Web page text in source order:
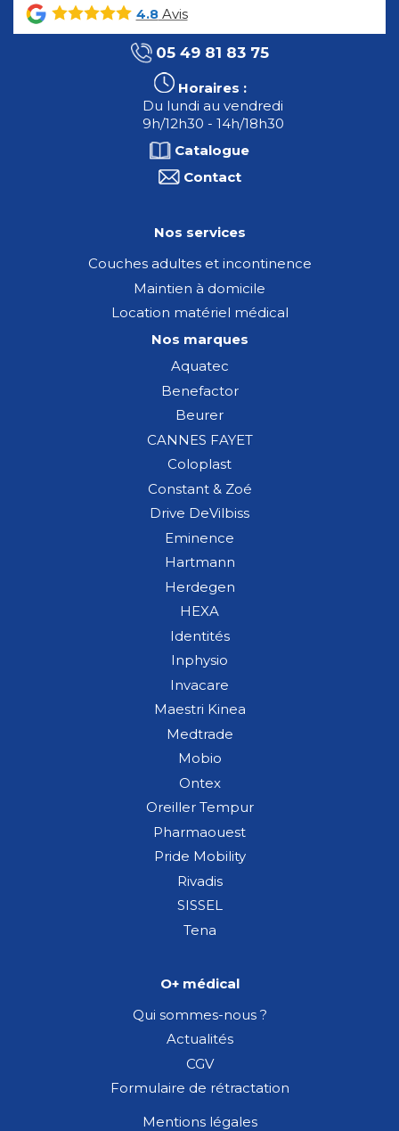
4.8Avis
05 49 81 83 75
Horaires :
Du lundi au vendredi
9h/12h30 - 14h/18h30
Catalogue
Contact
Nos services
Couches adultes et incontinence
Maintien à domicile
Location matériel médical
Nos marques
Aquatec
Benefactor
Beurer
CANNES FAYET
Coloplast
Constant & Zoé
Drive DeVilbiss
Eminence
Hartmann
Herdegen
HEXA
Identités
Inphysio
Invacare
Maestri Kinea
Medtrade
Mobio
Ontex
Oreiller Tempur
Pharmaouest
Pride Mobility
Rivadis
SISSEL
Tena
O+ médical
Qui sommes-nous ?
Actualités
CGV
Formulaire de rétractation
Mentions légales